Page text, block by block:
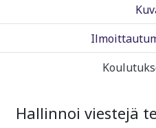
Hallinnoi viestejä